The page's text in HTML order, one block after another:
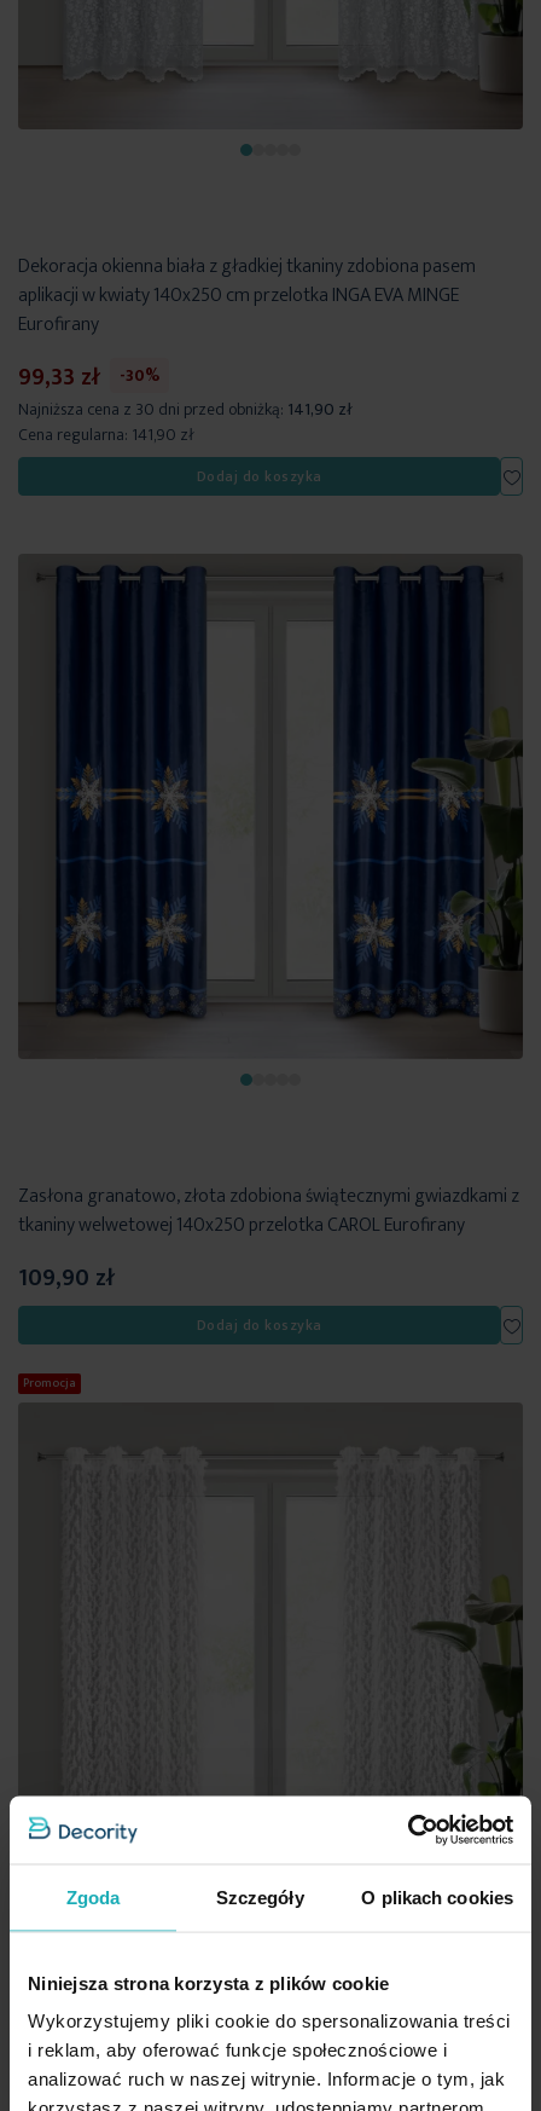
Zgoda Szczegóły O plikach cookies
Niniejsza strona korzysta z plików cookie
Wykorzystujemy pliki cookie do spersonalizowania treści
i reklam, aby oferować funkcje społecznościowe i
analizować ruch w naszej witrynie. Informacje o tym, jak
Dekoracja okienna biała z gładkiej tkaniny zdobiona pasem
aplikacji w kwiaty 140x250 cm przelotka INGA EVA MINGE
Eurofirany
99,33 zł
-30%
Najniższa cena z 30 dni przed obniżką: 141,90 zł
Cena regularna: 141,90 zł
Dodaj do koszyka
Zasłona granatowo, złota zdobiona świątecznymi gwiazdkami z
tkaniny welwetowej 140x250 przelotka CAROL Eurofirany
109,90 zł
Dodaj do koszyka
Promocja
Zasłona biała zdobiona wzorem designerskim 140x250
przelotka VICTORIA Eva Minge Eurofirany